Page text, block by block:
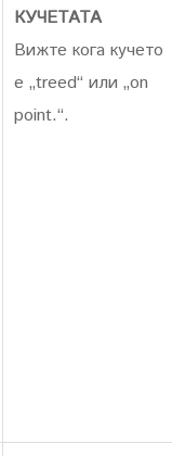
КУЧЕТАТА
Вижте кога кучето
е „treed“ или „on
point.“.